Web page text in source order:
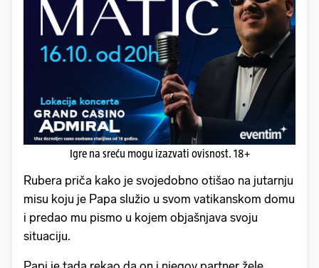
Igre na sreću mogu izazvati ovisnost. 18+
Rubera priča kako je svojedobno otišao na jutarnju
misu koju je Papa služio u svom vatikanskom domu
i predao mu pismo u kojem objašnjava svoju
situaciju.